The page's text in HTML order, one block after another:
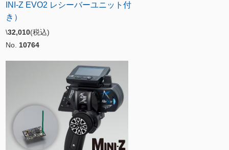
INI-Z EVO2 レシーバーユニット付
き）
\32,010(税込)
No. 10764